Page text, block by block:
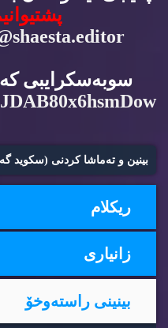
سوبه‌سكرایبی
بینین و ته‌ماشا كردنی (سكوید
ریكلام
زانیاری
بینینی راسته‌وخۆ